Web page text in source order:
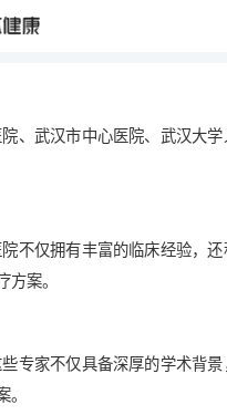
、武汉市中心医院、武汉大
不仅拥有丰富的临床经验，
案。
专家不仅具备深厚的学术背